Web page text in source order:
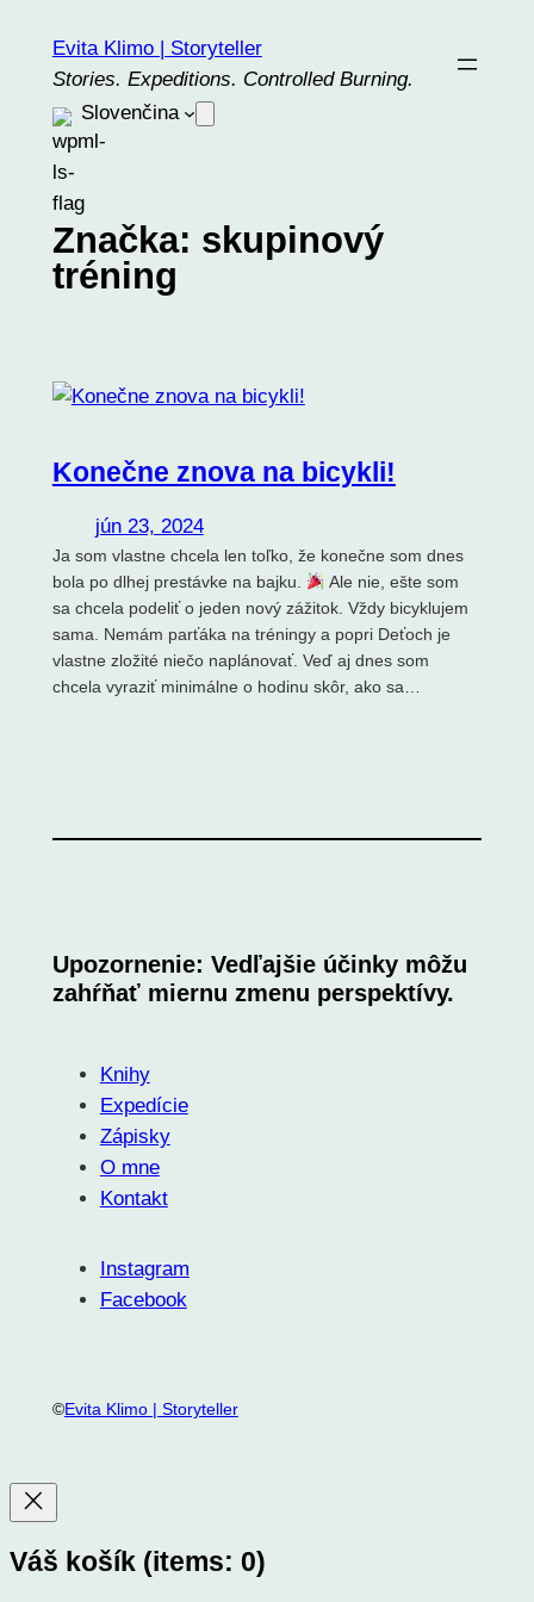
obsah
Evita Klimo | Storyteller
Stories. Expeditions. Controlled Burning.
Slovenčina
Značka: skupinový
tréning
Konečne znova na bicykli!
jún 23, 2024
Ja som vlastne chcela len toľko, že konečne som dnes
bola po dlhej prestávke na bajku.
Ale nie, ešte som
sa chcela podeliť o jeden nový zážitok. Vždy bicyklujem
sama. Nemám parťáka na tréningy a popri Deťoch je
vlastne zložité niečo naplánovať. Veď aj dnes som
chcela vyraziť minimálne o hodinu skôr, ako sa…
Upozornenie: Vedľajšie účinky môžu
zahŕňať miernu zmenu perspektívy.
Knihy
Expedície
Zápisky
O mne
Kontakt
Instagram
Facebook
©Evita Klimo | Storyteller
Váš košík (items: 0)